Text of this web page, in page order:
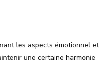
les aspects émotionnel et
une certaine harmonie